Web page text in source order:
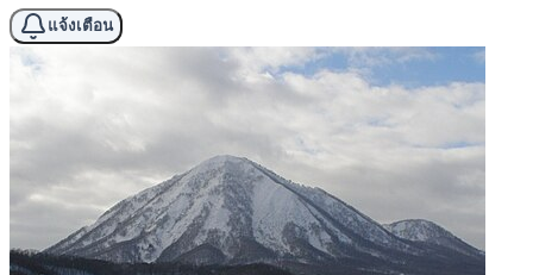
แจ้งเตือน